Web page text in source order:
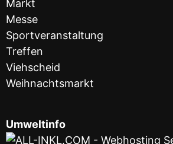
Markt
Messe
Sportveranstaltung
Treffen
Viehscheid
Weihnachtsmarkt
Umweltinfo